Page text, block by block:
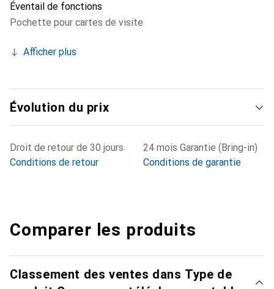
Éventail de fonctions
Pochette pour cartes de visite
Afficher plus
Évolution du prix
Droit de retour de 30 jours
Conditions de retour
24 mois Garantie (Bring-in)
Conditions de garantie
Comparer les produits
Classement des ventes dans Type de